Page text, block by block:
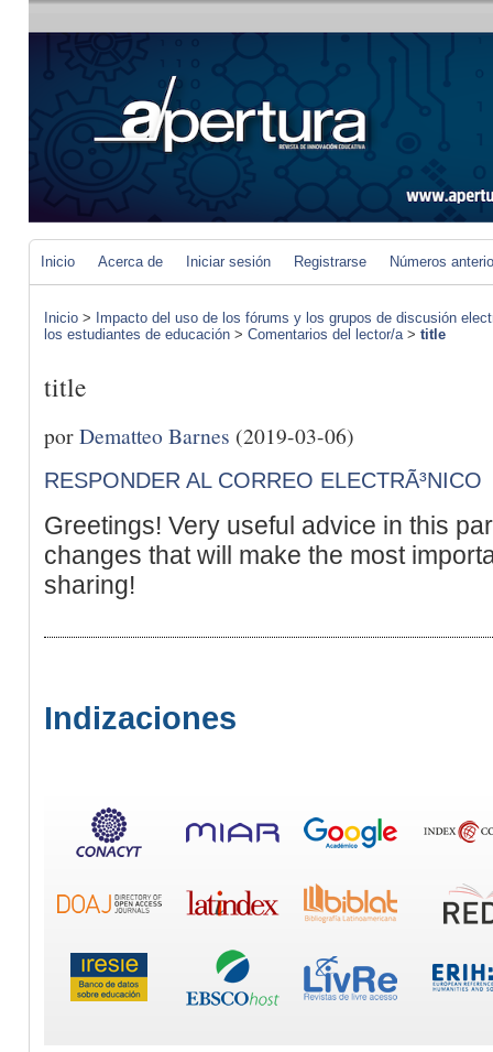
Inicio Acerca de Iniciar sesión Registrarse Números
Inicio > Impacto del uso de los fórums y los grupos de discusión
los estudiantes de educación > Comentarios del lector/a> title
title
porDematteo Barnes (2019-03-06)
RESPONDER AL CORREO ELECTRÃ³NICO
Greetings! Very useful advice in this
changes that will make the most
sharing!
Indizaciones